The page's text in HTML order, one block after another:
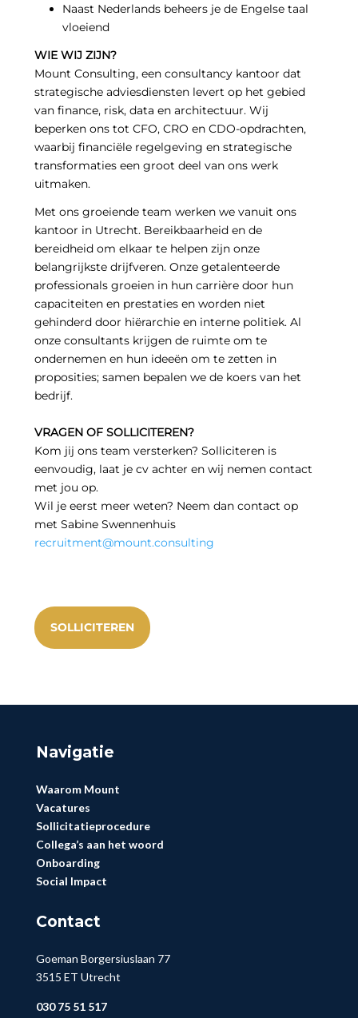
Naast Nederlands beheers je de Engelse taal
vloeiend
WIE WIJ ZIJN?
Mount Consulting, een consultancy kantoor dat
strategische adviesdiensten levert op het gebied
van finance, risk, data en architectuur. Wij
beperken ons tot CFO, CRO en CDO-opdrachten,
waarbij financiële regelgeving en strategische
transformaties een groot deel van ons werk
uitmaken.
Met ons groeiende team werken we vanuit ons
kantoor in Utrecht. Bereikbaarheid en de
bereidheid om elkaar te helpen zijn onze
belangrijkste drijfveren. Onze getalenteerde
professionals groeien in hun carrière door hun
capaciteiten en prestaties en worden niet
gehinderd door hiërarchie en interne politiek. Al
onze consultants krijgen de ruimte om te
ondernemen en hun ideeën om te zetten in
proposities; samen bepalen we de koers van het
bedrijf.
VRAGEN OF SOLLICITEREN?
Kom jij ons team versterken? Solliciteren is
eenvoudig, laat je cv achter en wij nemen contact
met jou op.
Wil je eerst meer weten? Neem dan contact op
met Sabine Swennenhuis
recruitment@mount.consulting
SOLLICITEREN
Navigatie
Waarom Mount
Vacatures
Sollicitatieprocedure
Collega’s aan het woord
Onboarding
Social Impact
Contact
Goeman Borgersiuslaan 77
3515 ET Utrecht
030 75 51 517